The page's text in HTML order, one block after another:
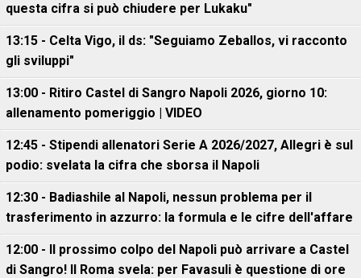
questa cifra si può chiudere per Lukaku"
13:15 - Celta Vigo, il ds: "Seguiamo Zeballos, vi racconto
gli sviluppi"
13:00 - Ritiro Castel di Sangro Napoli 2026, giorno 10:
allenamento pomeriggio | VIDEO
12:45 - Stipendi allenatori Serie A 2026/2027, Allegri è sul
podio: svelata la cifra che sborsa il Napoli
12:30 - Badiashile al Napoli, nessun problema per il
trasferimento in azzurro: la formula e le cifre dell'affare
12:00 - Il prossimo colpo del Napoli può arrivare a Castel
di Sangro! Il Roma svela: per Favasuli è questione di ore